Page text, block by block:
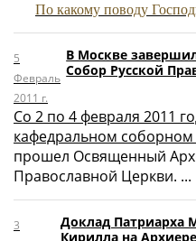
По какому поводу
5
Февраль
2011 г.
В Москве
Собор Русской
Со 2 по 4 февраля 2011
кафедральном соборном
прошел Освященный
Православной Церкви. ...
3
Доклад Патриарха
Кирилла на